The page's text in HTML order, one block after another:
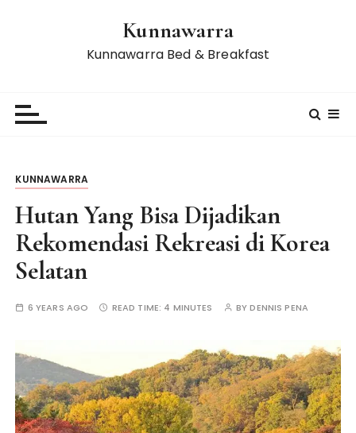
Kunnawarra
Kunnawarra Bed & Breakfast
KUNNAWARRA
Hutan Yang Bisa Dijadikan
Rekomendasi Rekreasi di Korea
Selatan
6 YEARS AGO READ TIME: 4 MINUTES BYDENNIS PENA